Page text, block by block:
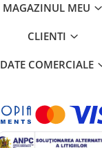
MAGAZINUL MEU
CLIENTI
DATE COMERCIALE